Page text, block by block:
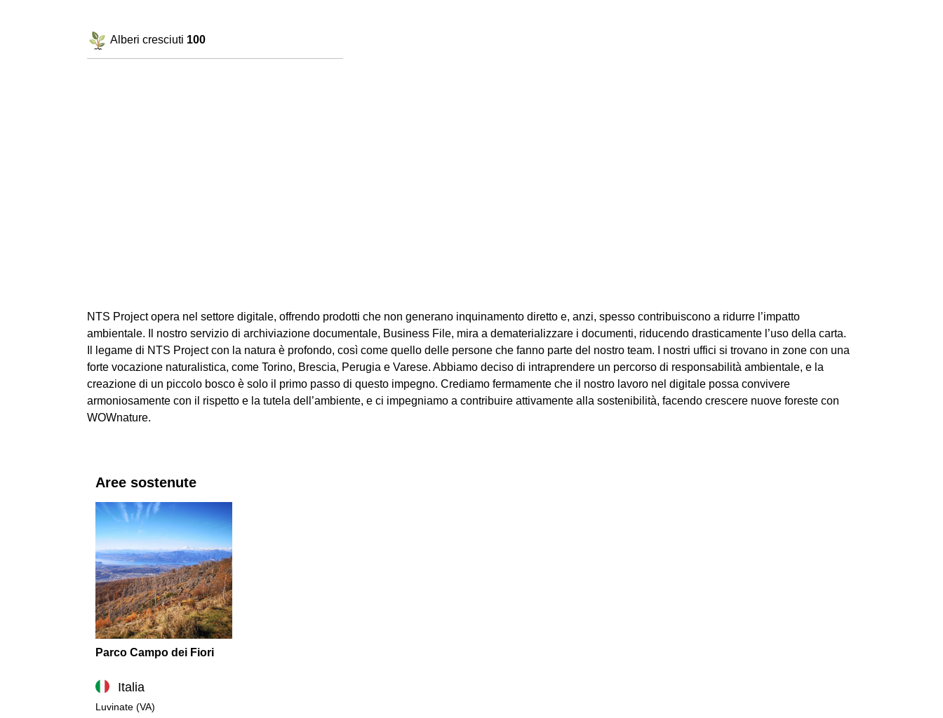
Alberi cresciuti 100
NTS Project opera nel settore digitale, offrendo prodotti che non generano inquinamento diretto e, anzi, spesso contribuiscono a ridurre l’impatto
ambientale. Il nostro servizio di archiviazione documentale, Business File, mira a dematerializzare i documenti, riducendo drasticamente l’uso della carta.
Il legame di NTS Project con la natura è profondo, così come quello delle persone che fanno parte del nostro team. I nostri uffici si trovano in zone con una
forte vocazione naturalistica, come Torino, Brescia, Perugia e Varese. Abbiamo deciso di intraprendere un percorso di responsabilità ambientale, e la
creazione di un piccolo bosco è solo il primo passo di questo impegno. Crediamo fermamente che il nostro lavoro nel digitale possa convivere
armoniosamente con il rispetto e la tutela dell’ambiente, e ci impegniamo a contribuire attivamente alla sostenibilità, facendo crescere nuove foreste con
WOWnature.
Aree sostenute
Parco Campo dei Fiori
Italia
Luvinate (VA)